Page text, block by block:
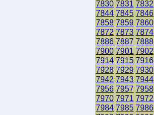
7830 7831 7832
7844 7845 7846
7858 7859 7860
7872 7873 7874
7886 7887 7888
7900 7901 7902
7914 7915 7916
7928 7929 7930
7942 7943 7944
7956 7957 7958
7970 7971 7972
7984 7985 7986